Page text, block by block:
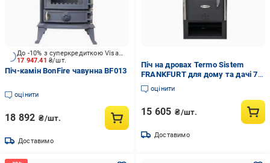
17 947.41 ₴/шт.
До -10% з суперкредиткою Visa Вигода
Піч-камін BonFire чавунна BF013
оцінити
18 892 ₴/шт.
Доставимо
Піч на дровах Termo Sistem
FRANKFURT для дому та дачі 7.5
кВт
оцінити
15 605 ₴/шт.
Доставимо